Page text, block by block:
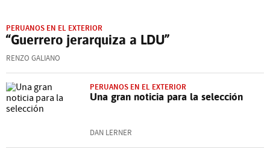
PERUANOS EN EL EXTERIOR
“Guerrero jerarquiza a LDU”
RENZO GALIANO
PERUANOS EN EL EXTERIOR
Una gran noticia para la selección
DAN LERNER